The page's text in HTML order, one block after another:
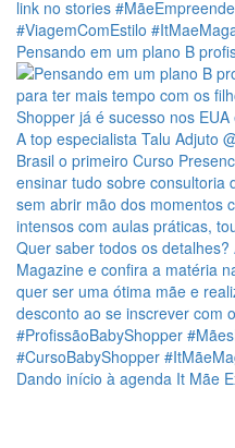
Pensando em um plano B
Dando início à agenda It Mãe